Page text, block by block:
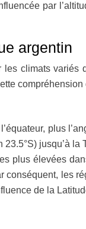
par
argentin
climats
plus
jusqu’à
plus élevées
les
de la